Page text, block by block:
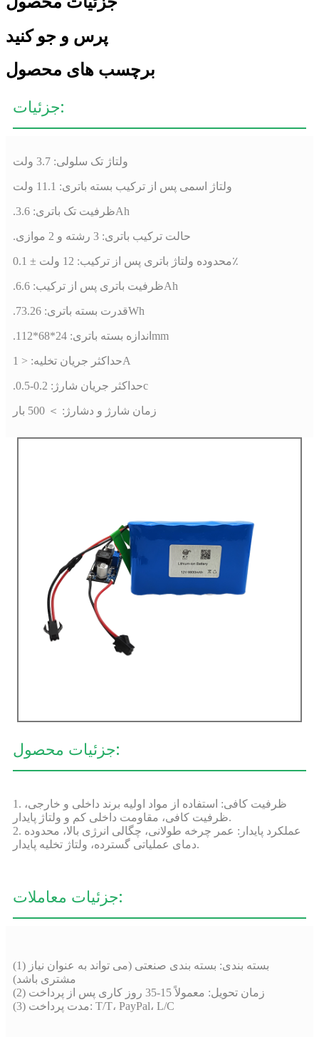
پرس و جو کنید
برچسب های محصول
جزئیات:
ولتاژ تک سلولی: 3.7 ولت
ولتاژ اسمی پس از ترکیب بسته باتری: 11.1 ولت
.ظرفیت تک باتری: 3.6Ah
.حالت ترکیب باتری: 3 رشته و 2 موازی
محدوده ولتاژ باتری پس از ترکیب: 12 ولت ± 0.1٪
.ظرفیت باتری پس از ترکیب: 6.6Ah
.قدرت بسته باتری: 73.26Wh
.اندازه بسته باتری: 24*68*112mm
حداکثر جریان تخلیه: < 1A
.حداکثر جریان شارژ: 0.2-0.5c
زمان شارژ و دشارژ: ＞ 500 بار
جزئیات محصول:
1. ظرفیت کافی: استفاده از مواد اولیه برند داخلی و خارجی،
ظرفیت کافی، مقاومت داخلی کم و ولتاژ پایدار.
2. عملکرد پایدار: عمر چرخه طولانی، چگالی انرژی بالا، محدوده
دمای عملیاتی گسترده، ولتاژ تخلیه پایدار.
جزئیات معاملات:
(1) بسته بندی: بسته بندی صنعتی (می تواند به عنوان نیاز
مشتری باشد)
(2) زمان تحویل: معمولاً 15-35 روز کاری پس از پرداخت
(3) مدت پرداخت: T/T، PayPal، L/C